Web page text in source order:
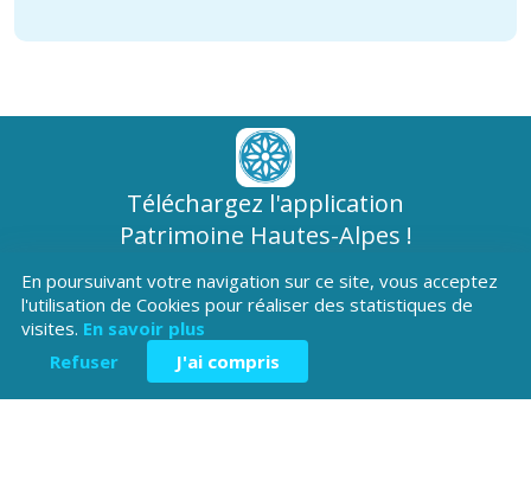
Téléchargez l'application
Patrimoine Hautes-Alpes !
En poursuivant votre navigation sur ce site, vous acceptez
l'utilisation de Cookies pour réaliser des statistiques de
visites. En savoir plus
Refuser
J'ai compris